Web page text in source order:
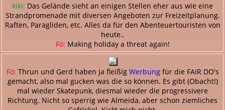
kiki: Das Gelände sieht an einigen Stellen eher aus wie eine
Strandpromenade mit diversen Angeboten zur Freizeitplanung.
Raften, Paragliden, etc. Alles da für den Abenteuertouristen von
heute..
Fö: Making holiday a threat again!
Fö: Thrun und Gerd haben ja fleißig Werbungfür die FAIR DO's
gemacht, also mal gucken was die so können. Es gibt (Obacht!)
mal wieder Skatepunk, diesmal wieder die progressivere
Richtung. Nicht so sperrig wie Almeida, aber schon ziemliches